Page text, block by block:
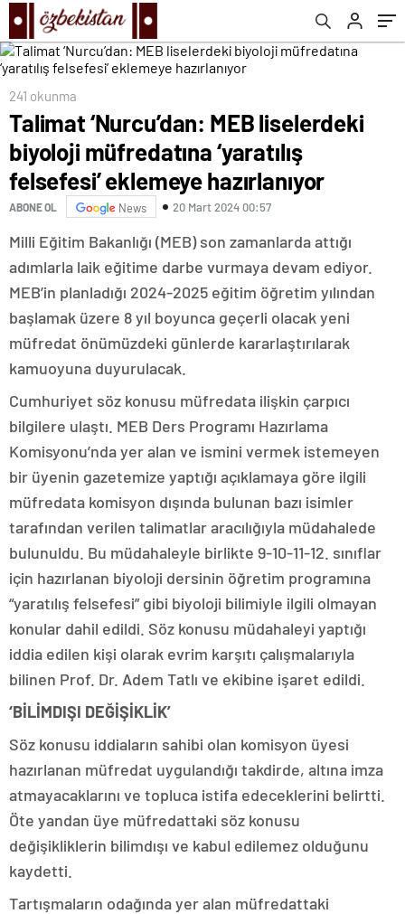
hazırlanıyor
241 okunma
Talimat ‘Nurcu’dan: MEB liselerdeki
biyoloji müfredatına ‘yaratılış
felsefesi’ eklemeye hazırlanıyor
ABONE OL News 20 Mart 2024 00:57
Milli Eğitim Bakanlığı (MEB) son zamanlarda attığı
adımlarla laik eğitime darbe vurmaya devam ediyor.
MEB’in planladığı 2024-2025 eğitim öğretim yılından
başlamak üzere 8 yıl boyunca geçerli olacak yeni
müfredat önümüzdeki günlerde kararlaştırılarak
kamuoyuna duyurulacak.
Cumhuriyet söz konusu müfredata ilişkin çarpıcı
bilgilere ulaştı. MEB Ders Programı Hazırlama
Komisyonu’nda yer alan ve ismini vermek istemeyen
bir üyenin gazetemize yaptığı açıklamaya göre ilgili
müfredata komisyon dışında bulunan bazı isimler
tarafından verilen talimatlar aracılığıyla müdahalede
bulunuldu. Bu müdahaleyle birlikte 9-10-11-12. sınıflar
için hazırlanan biyoloji dersinin öğretim programına
“yaratılış felsefesi” gibi biyoloji bilimiyle ilgili olmayan
konular dahil edildi. Söz konusu müdahaleyi yaptığı
iddia edilen kişi olarak evrim karşıtı çalışmalarıyla
bilinen Prof. Dr. Adem Tatlı ve ekibine işaret edildi.
‘BİLİMDIŞI DEĞİŞİKLİK’
Söz konusu iddiaların sahibi olan komisyon üyesi
hazırlanan müfredat uygulandığı takdirde, altına imza
atmayacaklarını ve topluca istifa edeceklerini belirtti.
Öte yandan üye müfredattaki söz konusu
değişikliklerin bilimdışı ve kabul edilemez olduğunu
kaydetti.
Tartışmaların odağında yer alan müfredattaki